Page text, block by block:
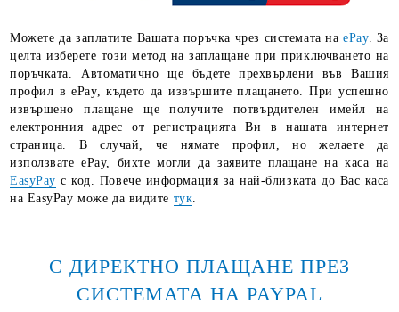
Можете да заплатите Вашата поръчка чрез системата наePay. За
целта изберете този метод на заплащане при приключването на
поръчката. Автоматично ще бъдете прехвърлени във Вашия
профил в ePay, където да извършите плащането. При успешно
извършено плащане ще получите потвърдителен имейл на
електронния адрес от регистрацията Ви в нашата интернет
страница. В случай, че нямате профил, но желаете да
използвате ePay, бихте могли да заявите плащане на каса на
EasyPay с код. Повече информация за най-близката до Вас каса
на EasyPay може да видите тук.
С ДИРЕКТНО ПЛАЩАНЕ ПРЕЗ
СИСТЕМАТА НА PAYPAL